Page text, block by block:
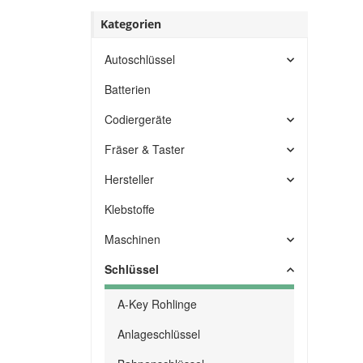
Kategorien
Autoschlüssel
Batterien
Codiergeräte
Fräser & Taster
Hersteller
Klebstoffe
Maschinen
Schlüssel
A-Key Rohlinge
Anlageschlüssel